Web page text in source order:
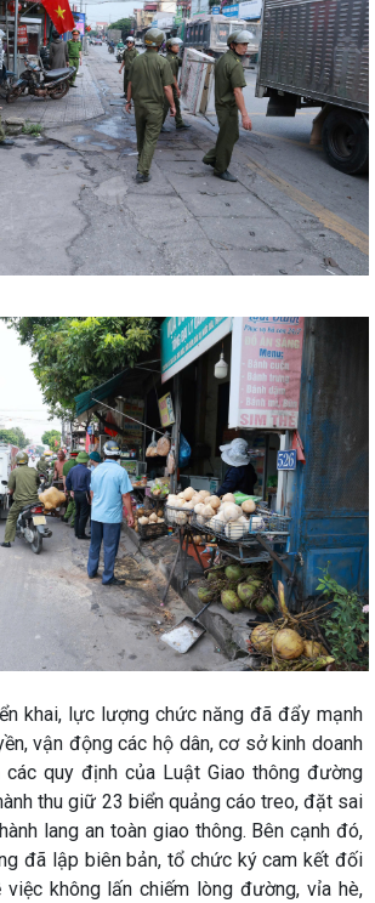
khai, lực lượng chức năng đã đẩy mạnh
vận động các hộ dân, cơ sở kinh doanh
các quy định của Luật Giao thông đường
thu giữ 23 biển quảng cáo treo, đặt sai
lang an toàn giao thông. Bên cạnh đó,
đã lập biên bản, tổ chức ký cam kết đối
không lấn chiếm lòng đường, vỉa hè,